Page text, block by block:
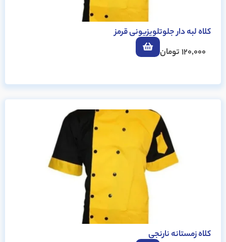
کلاه لبه دار جلوتلویزیونی قرمز
120,000تومان
کلاه زمستانه نارنجی